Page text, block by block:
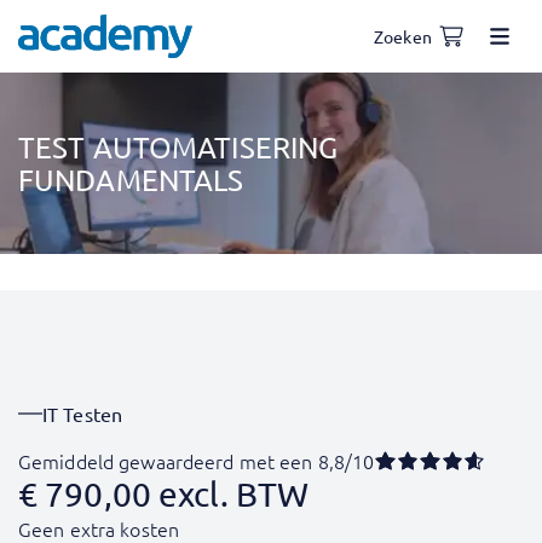
Zoeken
TEST AUTOMATISERING
FUNDAMENTALS
IT Testen
Gemiddeld gewaardeerd met een 8,8/10
€ 790,00 excl. BTW
Geen extra kosten